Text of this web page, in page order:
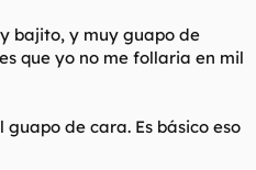
bajito, y muy guapo de
que yo no me follaria en mil
de cara. Es básico eso